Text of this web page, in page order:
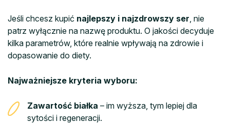
Jeśli chcesz kupić najlepszy i najzdrowszy ser, nie
patrz wyłącznie na nazwę produktu. O jakości decyduje
kilka parametrów, które realnie wpływają na zdrowie i
dopasowanie do diety.
Najważniejsze kryteria wyboru:
Zawartość białka – im wyższa, tym lepiej dla
sytości i regeneracji.